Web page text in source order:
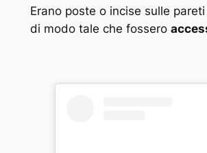
Erano poste o incise sulle
di modo tale che fossero